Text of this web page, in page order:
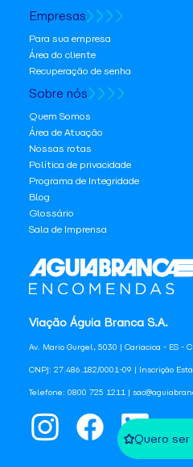
Quero
Viação Águia Branca S.A.
Av. Mario Gurgel, 5030 | Cariacica - ES -
CNPJ: 27.486.182/0001-09 | Inscrição
Telefone: 0800 725 1211 |
Empresas
Para sua empresa
Área do cliente
Recuperação de senha
Sobre nós
Quem Somos
Área de Atuação
Nossas rotas
Política de privacidade
Programa de Integridade
Blog
Glossário
Sala de Imprensa